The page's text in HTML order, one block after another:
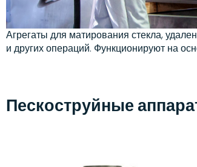
Агрегаты для матирования стекла,
и других операций. Функционируют на
Пескоструйные